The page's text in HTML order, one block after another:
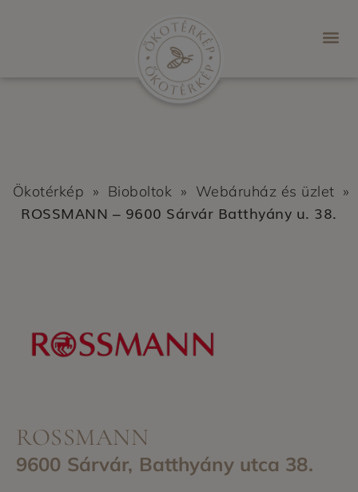
Ökotérkép » Bioboltok » Webáruház és üzlet »
ROSSMANN – 9600 Sárvár Batthyány u. 38.
ROSSMANN
9600 Sárvár, Batthyány utca 38.